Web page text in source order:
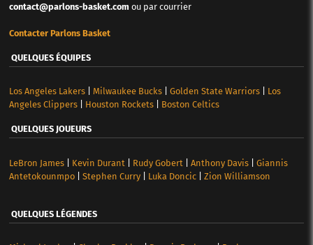
contact@parlons-basket.com ou par courrier
Contacter Parlons Basket
QUELQUES ÉQUIPES
Los Angeles Lakers| Milwaukee Bucks| Golden State Warriors| Los
Angeles Clippers| Houston Rockets| Boston Celtics
QUELQUES JOUEURS
LeBron James| Kevin Durant Rudy Gobert Anthony Davis| Giannis
Antetokounmpo| Stephen Curry| Luka Doncic| Zion Williamson
QUELQUES LÉGENDES